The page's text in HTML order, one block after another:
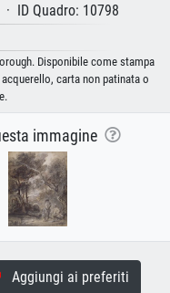
ID Quadro: 10798
Disponibile come stampa
carta non patinata o
immagine
Aggiungi ai preferiti